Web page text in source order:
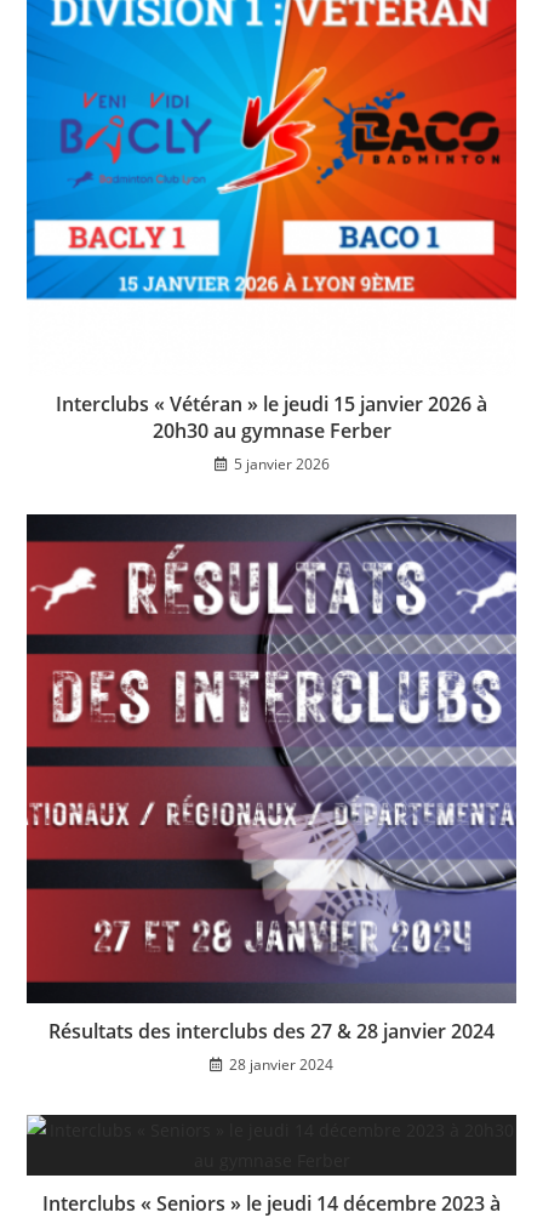
Interclubs « Vétéran » le jeudi 15 janvier 2026 à
20h30 au gymnase Ferber
5 janvier 2026
Résultats des interclubs des 27 & 28 janvier 2024
28 janvier 2024
Interclubs « Seniors » le jeudi 14 décembre 2023 à